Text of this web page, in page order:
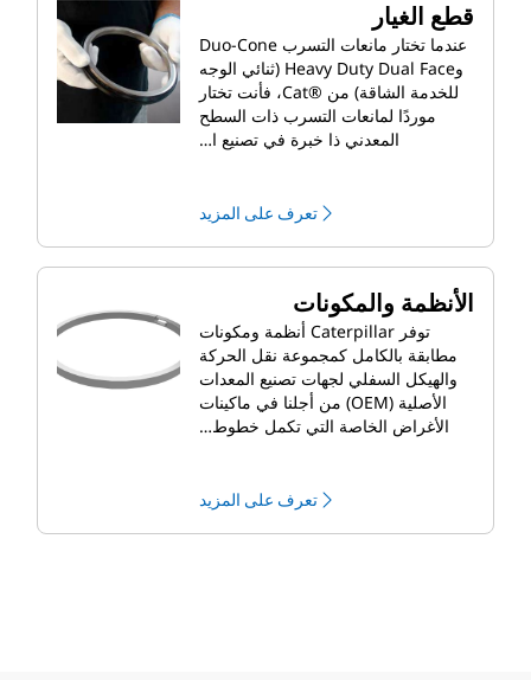
قطع الغيار
عندما تختار مانعات التسرب Duo-Cone
وHeavy Duty Dual Face (ثنائي الوجه
للخدمة الشاقة) من ®Cat، فأنت تختار
موردًا لمانعات التسرب ذات السطح
المعدني ذا خبرة في تصنيع ا…
تعرف على المزيد
الأنظمة والمكونات
توفر Caterpillar أنظمة ومكونات
مطابقة بالكامل كمجموعة نقل الحركة
والهيكل السفلي لجهات تصنيع المعدات
الأصلية (OEM) من أجلنا في ماكينات
الأغراض الخاصة التي تكمل خطوط…
تعرف على المزيد